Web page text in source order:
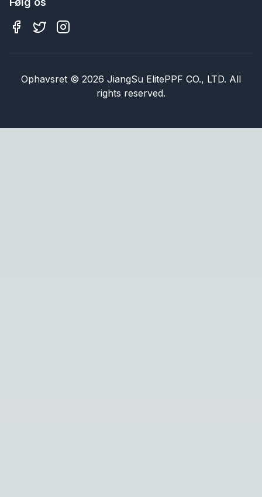
Ophavsret © 2026 JiangSu ElitePPF CO., LTD. All
rights reserved.